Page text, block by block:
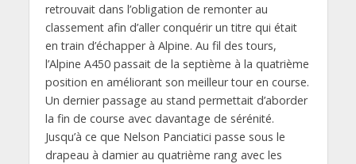
retrouvait dans l’obligation de remonter au
classement afin d’aller conquérir un titre qui était
en train d’échapper à Alpine. Au fil des tours,
l’Alpine A450 passait de la septième à la quatrième
position en améliorant son meilleur tour en course.
Un dernier passage au stand permettait d’aborder
la fin de course avec davantage de sérénité.
Jusqu’à ce que Nelson Panciatici passe sous le
drapeau à damier au quatrième rang avec les